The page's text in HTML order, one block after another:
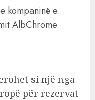
kompaninë e
AlbChrome
si një nga
për rezervat